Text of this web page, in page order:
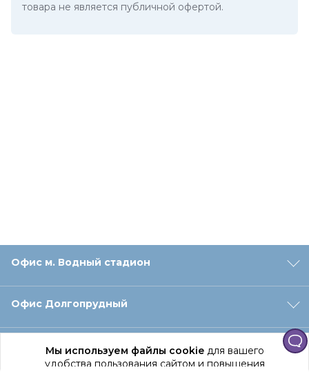
Мы используем файлы cookieдля вашего
удобства пользования сайтом и повышения
товара не является публичной офертой.
Офис м. Водный стадион
Офис Долгопрудный
Офис Санкт‑Петербург